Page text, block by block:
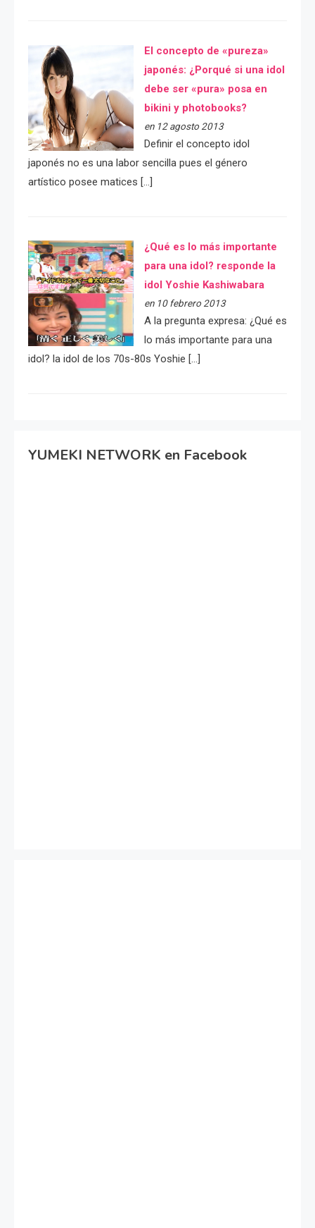
El concepto de «pureza»
japonés: ¿Porqué si una idol
debe ser «pura» posa en
bikini y photobooks?
en 12 agosto 2013
Definir el concepto idol
japonés no es una labor sencilla pues el género
artístico posee matices […]
¿Qué es lo más importante
para una idol? responde la
idol Yoshie Kashiwabara
en 10 febrero 2013
A la pregunta expresa: ¿Qué es
lo más importante para una
idol? la idol de los 70s-80s Yoshie […]
YUMEKI NETWORK en Facebook